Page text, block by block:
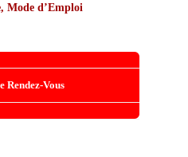
Mode d’Emploi
Rendez-Vous